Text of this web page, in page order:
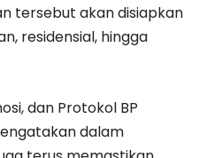
tersebut akan disiapkan
residensial, hingga
dan Protokol BP
dalam